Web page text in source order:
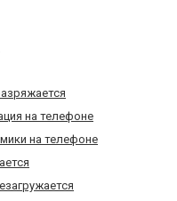
на телефоне
на телефоне